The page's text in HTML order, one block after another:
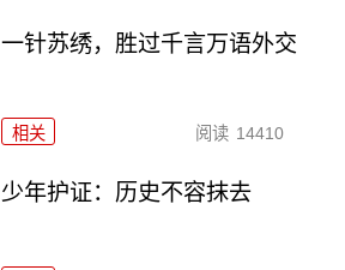
一针苏绣，胜过千言万语外交
相关 阅读 14410
少年护证：历史不容抹去